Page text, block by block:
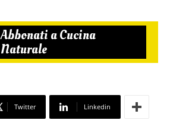
Abbonati a Cucina
Naturale
Twitter Linkedin